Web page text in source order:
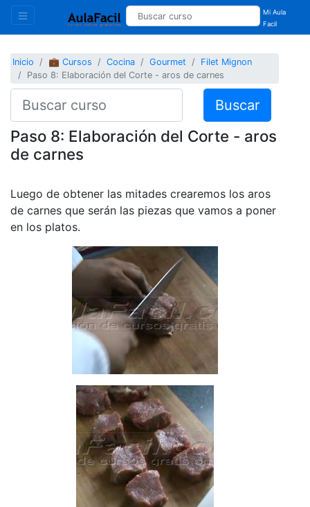
Mi Aula
Facil
Inicio 💼 Cursos Cocina Gourmet
Filet Mignon
Paso 8: Elaboración del Corte - aros de carnes
Buscar
Paso 8: Elaboración del Corte - aros
de carnes
Luego de obtener las mitades crearemos los aros
de carnes que serán las piezas que vamos a poner
en los platos.